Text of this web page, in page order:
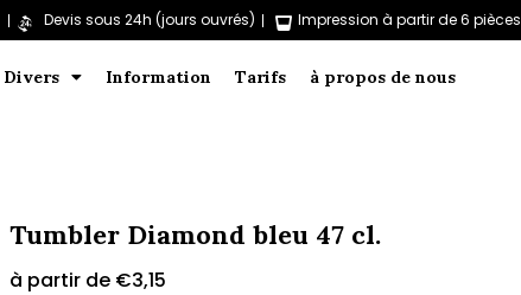
Devis sous 24h (jours ouvrés) Impression à partir de 6 pièces
Divers Information Tarifs à propos de nous
Tumbler Diamond bleu 47 cl.
à partir de €3,15